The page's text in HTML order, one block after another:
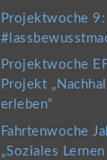
Projektwoche 9:
Projektwoche
Projekt
erleben“
Fahrtenwoche
„Soziales